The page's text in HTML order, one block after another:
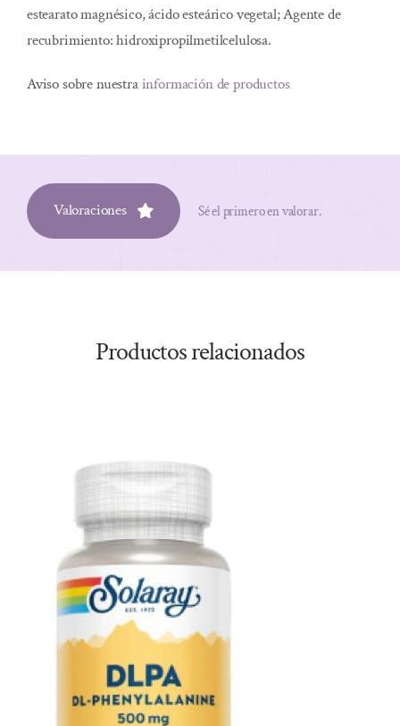
estearato magnésico, ácido esteárico vegetal; Agente de
recubrimiento: hidroxipropilmetilcelulosa.
Aviso sobre nuestrainformación de productos
Valoraciones Sé el primero en valorar.
Productos relacionados